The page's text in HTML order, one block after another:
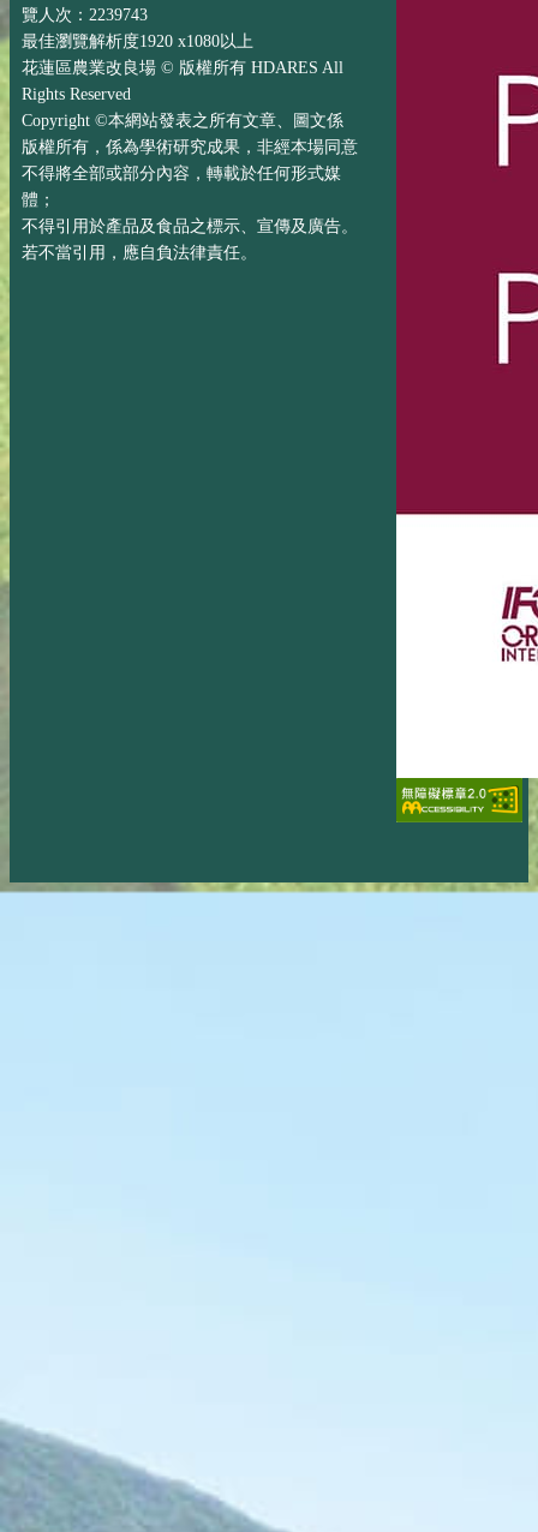
覽人次：2239743
最佳瀏覽解析度1920 x1080以上
花蓮區農業改良場 © 版權所有 HDARES All
Rights Reserved
Copyright ©本網站發表之所有文章、圖文係
版權所有，係為學術研究成果，非經本場同意
不得將全部或部分內容，轉載於任何形式媒
體；
不得引用於產品及食品之標示、宣傳及廣告。
若不當引用，應自負法律責任。